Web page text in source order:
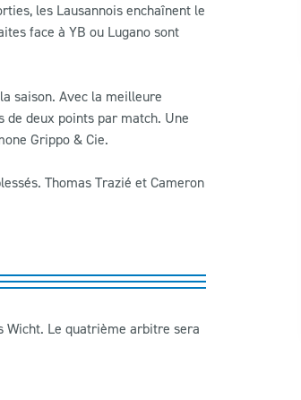
les Lausannois enchaînent le
face à YB ou Lugano sont
saison. Avec la meilleure
deux points par match. Une
Grippo & Cie.
Thomas Trazié et Cameron
Wicht. Le quatrième arbitre sera